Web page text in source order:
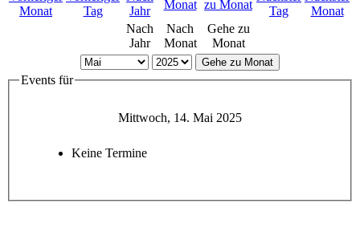
Nach
Jahr
Nach
Monat
Gehe zu
Monat
Gehe zu Monat
Events für
Mittwoch, 14. Mai 2025
Keine Termine